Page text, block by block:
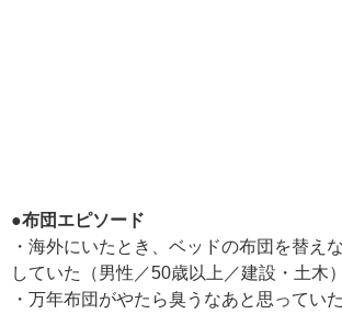
●布団エピソード
・海外にいたとき、ベッドの布団を替え
していた（男性／50歳以上／建設・土木）
・万年布団がやたら臭うなあと思ってい